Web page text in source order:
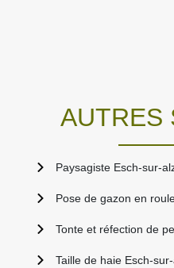
AUTRES
Paysagiste Esch-sur-
Pose de gazon en
Tonte et réfection de
Taille de haie Esch-